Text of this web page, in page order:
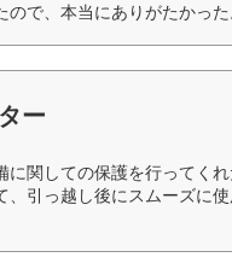
で、本当にありがたかった
ー
関しての保護を行ってく
引っ越し後にスムーズに使